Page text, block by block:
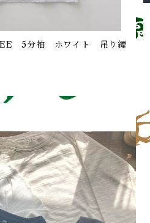
5分袖 ホワイト 吊り編